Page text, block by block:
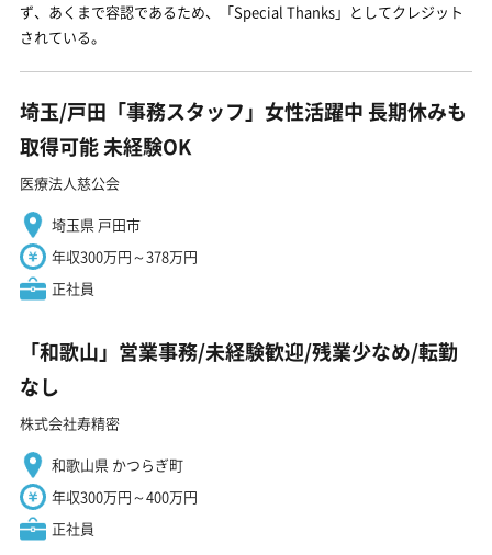
ず、あくまで容認であるため、「Special Thanks」としてクレジット
されている。
埼玉/戸田「事務スタッフ」女性活躍中 長期休みも
取得可能 未経験OK
医療法人慈公会
埼玉県 戸田市
年収300万円～378万円
正社員
「和歌山」営業事務/未経験歓迎/残業少なめ/転勤
なし
株式会社寿精密
和歌山県 かつらぎ町
年収300万円～400万円
正社員